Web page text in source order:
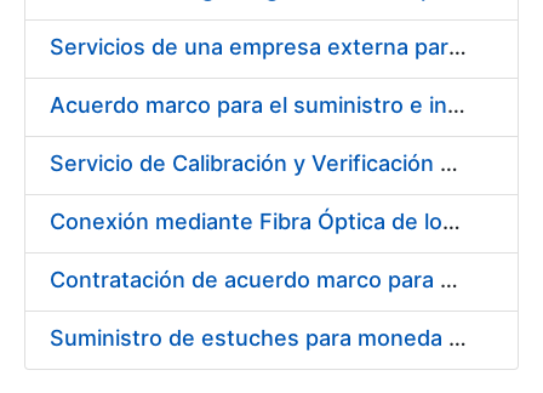
Servicios de una empresa externa para el asesoramiento y resolución de los recursos de alzada que se presentan relacionados con procesos de selección para la FNMT-RCM
Acuerdo marco para el suministro e instalación de persianas, estores y otros complementos
Servicio de Calibración y Verificación Externa de los Equipos de Medición del Servicio de Prevención de la FNMT-RCM
Conexión mediante Fibra Óptica de los Centros de Proceso de Datos (CPDs) de las sedes de la FNMT-RCM de Burgos y Madrid
Contratación de acuerdo marco para el Suministro de Material de Electricidad para la Fábrica Nacional de Moneda y Timbre-Real Casa de la Moneda en su centro de trabajo de Burgos
Suministro de estuches para moneda de 30 €